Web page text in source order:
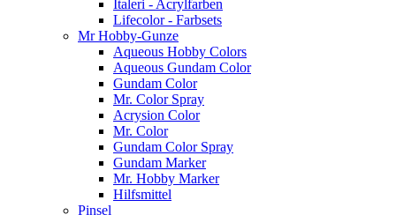
Italeri - Acrylfarben
Lifecolor - Farbsets
Mr Hobby-Gunze
Aqueous Hobby Colors
Aqueous Gundam Color
Gundam Color
Mr. Color Spray
Acrysion Color
Mr. Color
Gundam Color Spray
Gundam Marker
Mr. Hobby Marker
Hilfsmittel
Pinsel